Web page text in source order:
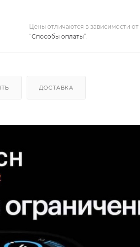
Цены отличаются в зависимости
“Способы оплаты”.
ДОСТАВКА